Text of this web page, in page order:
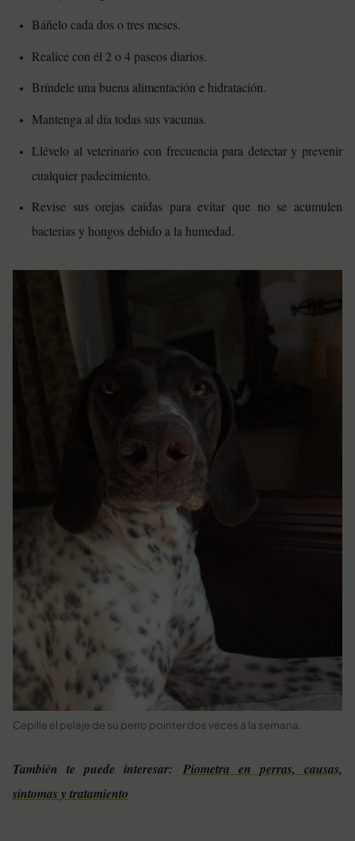
Báñelo cada dos o tres meses.
Realice con él 2 o 4 paseos diarios.
Bríndele una buena alimentación e hidratación.
Mantenga al día todas sus vacunas.
Llévelo al veterinario con frecuencia para detectar y prevenir
cualquier padecimiento.
Revise sus orejas caídas para evitar que no se acumulen
bacterias y hongos debido a la humedad.
Cepille el pelaje de su perro pointer dos veces a la semana.
También te puede interesar: Piometra en perras, causas,
síntomas y tratamiento